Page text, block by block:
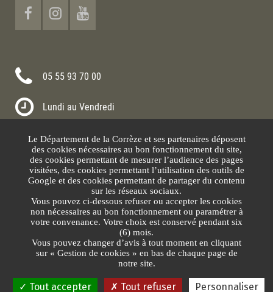
Protection des données Gestion des cookies
05 55 93 70 00
Lundi au Vendredi
Nous contacter
Le Département de la Corrèze et ses partenaires déposent
des cookies nécessaires au bon fonctionnement du site,
des cookies permettant de mesurer l’audience des pages
visitées, des cookies permettant l’utilisation des outils de
Google et des cookies permettant de partager du contenu
sur les réseaux sociaux.
Vous pouvez ci-dessous refuser ou accepter les cookies
non nécessaires au bon fonctionnement ou paramétrer à
votre convenance. Votre choix est conservé pendant six
(6) mois.
Vous pouvez changer d’avis à tout moment en cliquant
sur « Gestion de cookies » en bas de chaque page de
notre site.
Tout accepter Tout refuser Personnaliser